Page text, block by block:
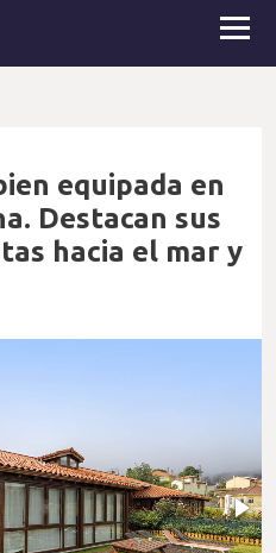
equipada en
Destacan sus
hacia el mar y